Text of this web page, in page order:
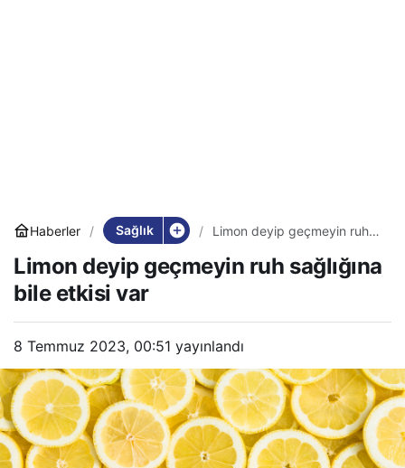
Haberler Sağlık
Limon deyip geçmeyin ruh
Limon deyip geçmeyin ruh sağlığına
bile etkisi var
8 Temmuz 2023, 00:51 yayınlandı